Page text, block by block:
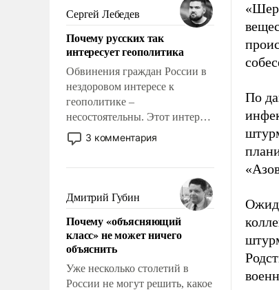
Сергей Лебедев
Почему русских так
интересует геополитика
Обвинения граждан России в
нездоровом интересе к
геополитике –
несостоятельны. Этот интерес
рационален и прагматичен. Он
обусловлен тысячелетним
фундаментальным знанием,
что мировая политика имеет
свойство заявляться на порог
нашего дома.
3 комментария
Дмитрий Губин
Почему «объясняющий
класс» не может ничего
объяснить
Уже несколько столетий в
России не могут решить, какое
По